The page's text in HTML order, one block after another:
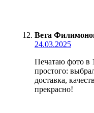
Вета
24.03.2025
Печатаю фото в
простого:
доставка,
прекрасно!